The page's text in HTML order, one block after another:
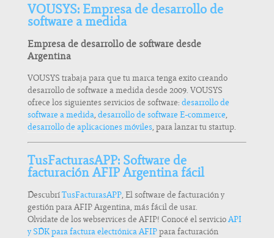
VOUSYS: Empresa de desarrollo de
software a medida
Empresa de desarrollo de software desde
Argentina
VOUSYS trabaja para que tu marca tenga exito creando
desarrollo de software a medida desde 2009. VOUSYS
ofrece los siguientes servicios de software: desarrollo de
software a medida, desarrollo de software E-commerce,
desarrollo de aplicaciones móviles, para lanzar tu startup.
TusFacturasAPP: Software de
facturación AFIP Argentina fácil
DescubríTusFacturasAPP, El software de facturación y
gestión para AFIP Argentina, más fácil de usar.
Olvidate de los webservices de AFIP! Conocé el servicioAPI
y SDK para factura electrónica AFIPpara facturación